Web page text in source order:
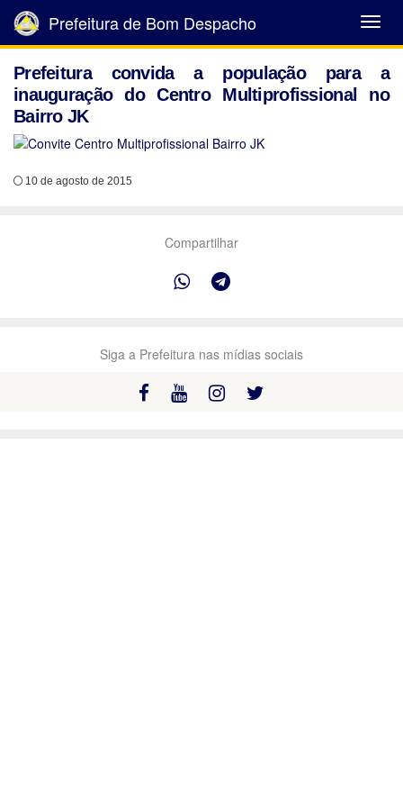
Abrir
Menu
Prefeitura de Bom Despacho
Prefeitura convida a população para a
inauguração do Centro Multiprofissional no
Bairro JK
10 de agosto de 2015
Compartilhar
Siga a Prefeitura nas mídias sociais